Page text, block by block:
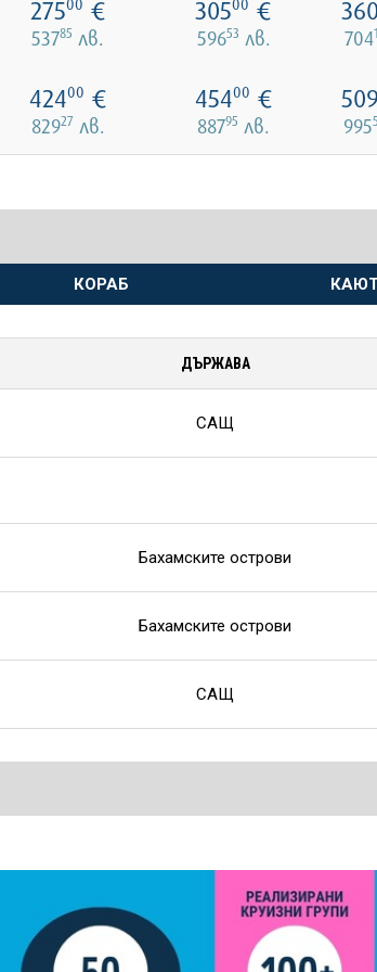
27500 €
53785 лв.
30500 €
59653 лв.
360
704
42400 €
82927лв.
45400 €
88795 лв.
509
995
КОРАБ
ДЪРЖАВА
САЩ
Бахамските острови
Бахамските острови
САЩ